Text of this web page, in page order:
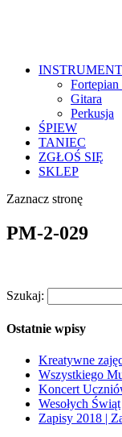
Gitara
Perkusja
ŚPIEW
TANIEC
ZGŁOŚ SIĘ
SKLEP
Zaznacz stronę
PM-2-029
Szukaj:
Ostatnie wpisy
Kreatywne
Wszystkiego
Koncert
Wesołych Świąt
Zapisy 2018 |